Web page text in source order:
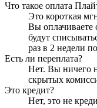
Что такое оплата
Это короткая
Вы оплачиваете
будут
раз в 2 недели
Есть ли переплата?
Нет. Вы ничего
скрытых
Это кредит?
Нет, это не